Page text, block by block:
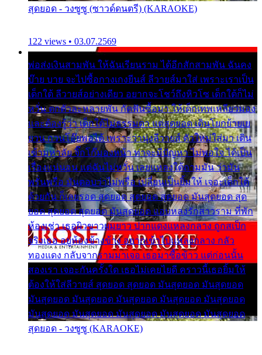
สุดยอด - วงซูซู (ซาวด์ดนตรี) (KARAOKE)
122 views • 03.07.2569
พ่อส่งเงินสามพัน ให้ฉันเรียนราม ได้อีกสักสามพัน ฉันคง
บ๊าย บาย จะไปซื้อกางเกงยีนส์ ลีวายส์มาใส่ เพราะเราเป็น
เด็กใต้ ลีวายส์อย่างเดียว อยากจะโชว์ถึงหิวโซ เด็กใต้ก็ไม่
หวั่น ตกตัวละหลายพัน กัดฟันซื้อมา ให้เด็กเทพเหลียวมอง
และต้องรู้ว่า เด็กใต้ไม่ธรรมดา แต่สุดยอด เดินโยกย้ายเย
ยวน กวนโอ๊ยพอได้ เพราะว่านุ่งลีวายส์ ตัวใหม่ใส่มา เดิน
เข้ามหาลัย จิ๊กโก๊มองหน้า ท่าจะมีปัญหา ไม่พอใจ ได้เป็น
เรื่องแน่นอน แต่ฉันไม่หวั่น เลยแหลงใต้ถามมัน ว่ามัน
พรั่นพรือ มันตอบว่าไม่พรื่อ เปลี่ยนเป็นยิ้มให้ เจอะเด็กใต้
ด้วยกัน ก็เลยรอด สุดยอด สุดยอด สุดยอด มันสุดยอด สุด
ยอด สุดยอด สุดยอด มันสุดยอด แอบหลงรักสาวราม ที่พัก
ห้องเช่า เธอผิวขาวผมยาว ปากแดงแหลงกลาง ถูกสเป็ก
จริงเธอ อยู่ห้องข้างข้าง อยากเข้าไปแหลงกลาง กลัว
ทองแดง กลับจากรามมาเจอ เธอมาซื้อข้าว แต่ก่อนนั้น
สองเรา เจอะกันครั้งใด เธอไม่เคยไยดี คราวนี้เธอยิ้มให้
ต้องให้ใส่ลีวายส์ สุดยอด สุดยอด มันสุดยอด มันสุดยอด
มันสุดยอด มันสุดยอด มันสุดยอด มันสุดยอด มันสุดยอด
มันสุดยอด มันสุดยอด มันสุดยอด มันสุดยอด มันสุดยอด
สุดยอด - วงซูซู (KARAOKE)